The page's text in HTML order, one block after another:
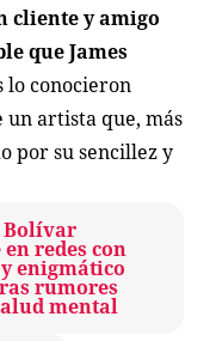
cliente y amigo
que James
lo conocieron
artista que, más
por su sencillez y
Bolívar
redes con
enigmático
rumores
mental